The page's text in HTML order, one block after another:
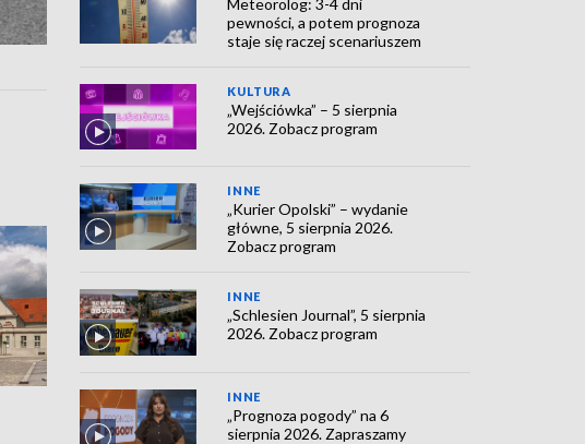
pewności, a potem prognoza
staje się raczej scenariuszem
KULTURA
„Wejściówka” – 5 sierpnia
2026. Zobacz program
INNE
„Kurier Opolski” – wydanie
główne, 5 sierpnia 2026.
Zobacz program
INNE
„Schlesien Journal”, 5 sierpnia
2026. Zobacz program
INNE
„Prognoza pogody” na 6
sierpnia 2026. Zapraszamy